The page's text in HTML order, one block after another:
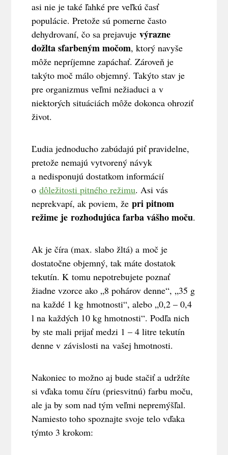
asi nie je také ľahké pre veľkú časť
populácie. Pretože sú pomerne často
dehydrovaní, čo sa prejavuje výrazne
dožlta sfarbeným močom, ktorý navyše
môže nepríjemne zapáchať. Zároveň je
takýto moč málo objemný. Takýto stav je
pre organizmus veľmi nežiaduci a v
niektorých situáciách môže dokonca ohroziť
život.
Ľudia jednoducho zabúdajú piť pravidelne,
pretože nemajú vytvorený návyk
a nedisponujú dostatkom informácií
odôležitosti pitného režimu. Asi vás
neprekvapí, ak poviem, žepri pitnom
režime je rozhodujúca farba vášho moču.
Ak je číra (max. slabo žltá) a moč je
dostatočne objemný, tak máte dostatok
tekutín. K tomu nepotrebujete poznať
žiadne vzorce ako „8 pohárov denne“, „35 g
na každé 1 kg hmotnosti“, alebo „0,2 – 0,4
l na každých 10 kg hmotnosti“. Podľa nich
by ste mali prijať medzi 1 – 4 litre tekutín
denne v závislosti na vašej hmotnosti.
Nakoniec to možno aj bude stačiť a udržíte
si vďaka tomu číru (priesvitnú) farbu moču,
ale ja by som nad tým veľmi nepremýšľal.
Namiesto toho spoznajte svoje telo vďaka
týmto 3 krokom: